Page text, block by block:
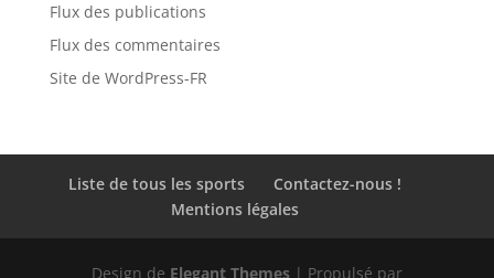
Flux des publications
Flux des commentaires
Site de WordPress-FR
Liste de tous les sports
Contactez-nous !
Mentions légales
Design de Elegant Themes| Propulsé par